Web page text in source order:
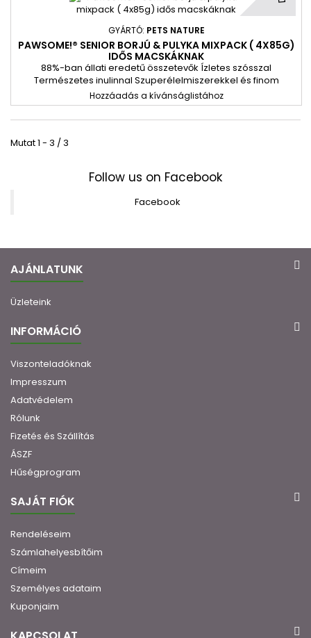
GYÁRTÓ: PETS NATURE
PAWSOME!® SENIOR BORJÚ & PULYKA MIXPACK ( 4X85G)
IDŐS MACSKÁKNAK
88%-ban állati eredetű összetevők Ízletes szósszal
Természetes inulinnal Szuperélelmiszerekkel és finom
fűszernövényekkel Taurinnal Gabonamentes és hozzáadott
cukor nélkül Számos finom változat GMO-mentes és
állatkísérlet-mentes
Hozzáadás a kívánságlistához
Mutat 1 - 3 / 3
Follow us on Facebook
Facebook
AJÁNLATUNK
Üzleteink
INFORMÁCIÓ
Viszonteladóknak
Impresszum
Adatvédelem
Rólunk
Fizetés és Szállítás
ÁSZF
Hűségprogram
SAJÁT FIÓK
Rendeléseim
Számlahelyesbítőim
Címeim
Személyes adataim
Kuponjaim